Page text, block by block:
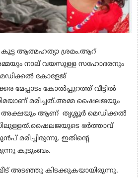
ആത്മഹത്യാ ശ്രമം.ആറ്
നാല് വയസുള്ള സഹോദരനും
കോളേജ്
മേപ്പാടം കോൽപ്പുറത്ത് വീട്ടിൽ
മരിച്ചത്.അമ്മ ഷൈലജയും
അക്ഷയും ആണ് തൃശ്ശൂർ മെഡിക്കൽ
ഭർത്താവ്
മരിച്ചിരുന്നു. ഇതിന്റെ
കുടുംബം.
അടഞ്ഞു കിടക്കുകയായിരുന്നു.